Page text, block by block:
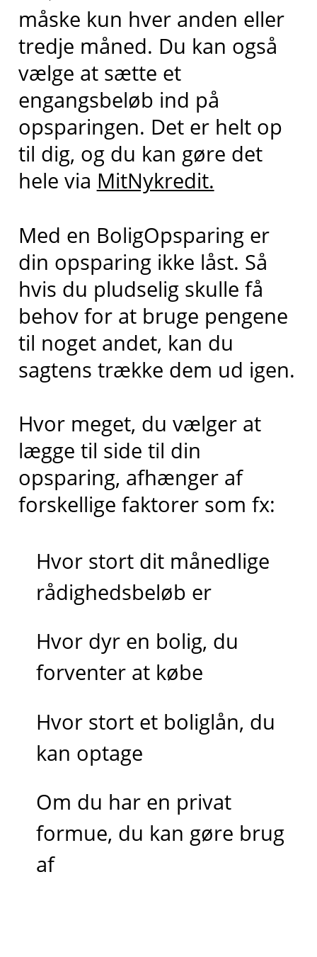
måske kun hver anden eller
tredje måned. Du kan også
vælge at sætte et
engangsbeløb ind på
opsparingen. Det er helt op
til dig, og du kan gøre det
hele via MitNykredit.
Med en BoligOpsparing er
din opsparing ikke låst. Så
hvis du pludselig skulle få
behov for at bruge pengene
til noget andet, kan du
sagtens trække dem ud igen.
Hvor meget, du vælger at
lægge til side til din
opsparing, afhænger af
forskellige faktorer som fx:
Hvor stort dit månedlige
rådighedsbeløb er
Hvor dyr en bolig, du
forventer at købe
Hvor stort et boliglån, du
kan optage
Om du har en privat
formue, du kan gøre brug
af